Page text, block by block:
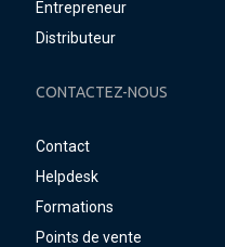
Entrepreneur
Distributeur
CONTACTEZ-NOUS
Contact
Helpdesk
Formations
Points de vente